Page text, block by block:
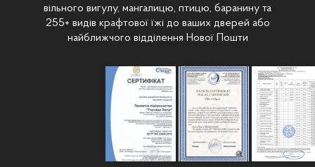
вільного вигулу, мангалицю, птицю, баранину та
255+ видів крафтової їжі до ваших дверей або
найближчого відділення Нової Пошти